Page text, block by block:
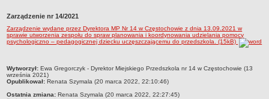
Przedszkola Miejskie
ARCHIWUM SZKÓŁ I PLACÓWEK
Zlikwidowane gimnazja
Wielofunkcyjna Placówka
Zarządzenie nr 14/2021
Zarządzenie wydane przez Dyrektora MP Nr 14 w Częstochowie z dnia 13.09.2021 w
sprawie utworzenia zespołu do spraw planowania i koordynowania udzielania pomocy
psychologiczno – pedagogicznej dziecku uczęszczającemu do przedszkola. (15kB)
metryczka
Wytworzył: Ewa Gregorczyk - Dyrektor Miejskiego Przedszkola nr 14 w Częstochowie (13
września 2021)
Opublikował: Renata Szymala (20 marca 2022, 22:10:46)
Ostatnia zmiana: Renata Szymala (20 marca 2022, 22:27:45)